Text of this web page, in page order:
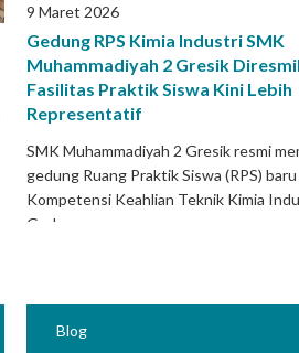
9 Maret 2026
Gedung RPS Kimia Industri SMK
Muhammadiyah 2 Gresik
Fasilitas Praktik Siswa Kini Lebih
Representatif
SMK Muhammadiyah 2 Gresik resmi
gedung Ruang Praktik Siswa (RPS)
Kompetensi Keahlian Teknik Kimia
Gedung yang..
Blog